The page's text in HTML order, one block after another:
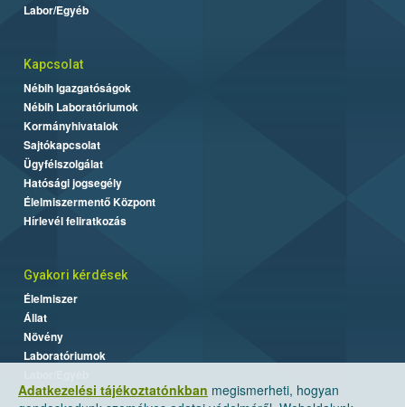
Adatkezelési tájékoztatónkban megismerheti, hogyan
Labor/Egyéb
Kapcsolat
Nébih Igazgatóságok
Nébih Laboratóriumok
Kormányhivatalok
Sajtókapcsolat
Ügyfélszolgálat
Hatósági jogsegély
Élelmiszermentő Központ
Hírlevél feliratkozás
Gyakori kérdések
Élelmiszer
Állat
Növény
Laboratóriumok